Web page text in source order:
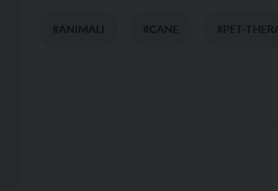
#ANIMALI #CANE #PET-